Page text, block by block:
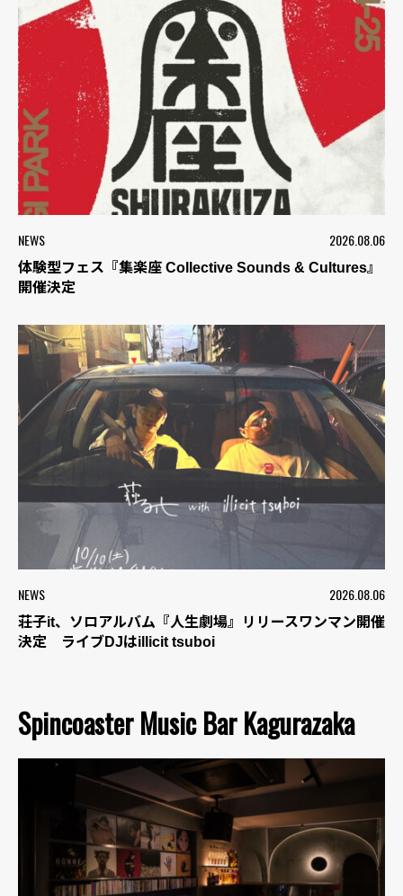
NEWS 2026.08.06
体験型フェス『集楽座 Collective Sounds & Cultures』
開催決定
NEWS 2026.08.06
荘子it、ソロアルバム『人生劇場』リリースワンマン開催
決定 ライブDJはillicit tsuboi
Spincoaster Music Bar Kagurazaka